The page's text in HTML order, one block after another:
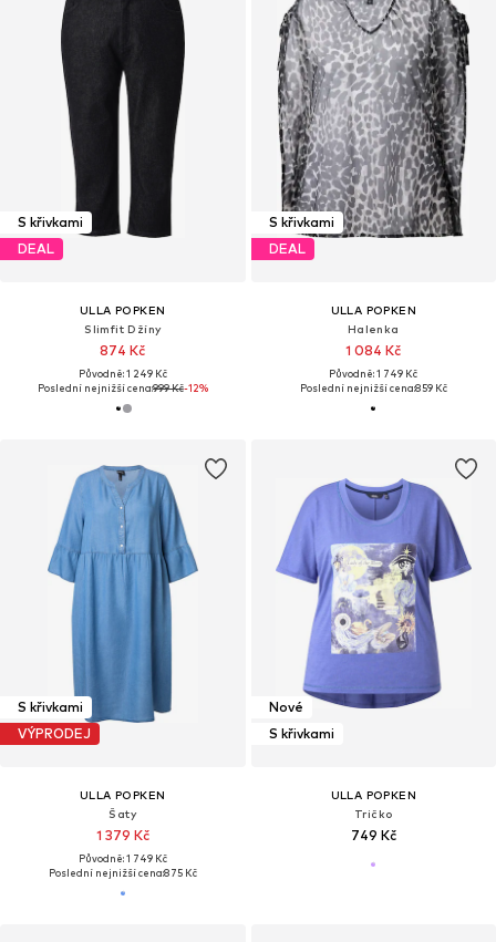
S křivkami
DEAL
ULLA POPKEN
Slimfit Džíny
874 Kč
Původně: 1 249 Kč
Poslední nejnižší cena:999 Kč-12%
S křivkami
DEAL
ULLA POPKEN
Halenka
1 084 Kč
Původně: 1 749 Kč
Poslední nejnižší cena:859 Kč
S křivkami
VÝPRODEJ
ULLA POPKEN
Šaty
1 379 Kč
Původně: 1 749 Kč
Poslední nejnižší cena:875 Kč
Nové
S křivkami
ULLA POPKEN
Tričko
749 Kč